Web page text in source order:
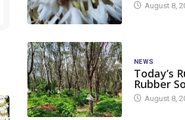
August 8,
NEWS
Today’s
Rubber
August 8,